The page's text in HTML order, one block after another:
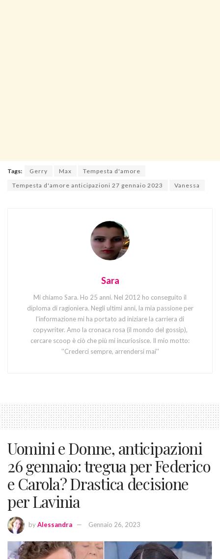
Tags: Gerry Max
Tempesta d'amore
Tempesta d'amore anticipazioni 27 gennaio 2023
Vanessa
Sara
Mi chiamo Sara. Ho 25 anni. Nel 2012 ho conseguito il
diploma di ragioniera. Negli ultimi anni, la mia passione per
l'informazione mi ha portato ad iniziare la carriera di
copywriter. Amo la cronaca rosa (il mondo del gossip),
cercare scoop è ciò che più mi incuriosisce. Il mio motto:
''Crederci sempre, arrendersi mai''
Uomini e Donne, anticipazioni
26 gennaio: tregua per Federico
e Carola? Drastica decisione
per Lavinia
byAlessandra Gennaio 26, 2023